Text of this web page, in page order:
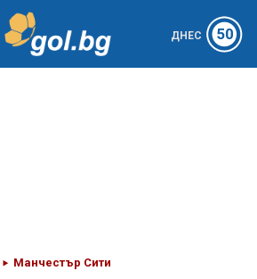
ДНЕС 50
Манчестър Сити